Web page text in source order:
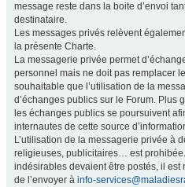
message reste dans la boite d’envoi
destinataire.
Les messages privés relèvent
la présente Charte.
La messagerie privée permet
personnel mais ne doit pas remplacer
souhaitable que l’utilisation de la
d’échanges publics sur le Forum. Plus
les échanges publics se poursuivent
internautes de cette source
L’utilisation de la messagerie privée à
religieuses, publicitaires… est
indésirables devaient être postés, il est
de l’envoyer à info-